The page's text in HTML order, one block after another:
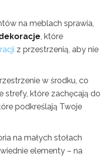
na meblach sprawia,
, które
z przestrzenią, aby nie
w środku, co
strefy, które zachęcają do
podkreślają Twoje
na małych stołach
elementy – na